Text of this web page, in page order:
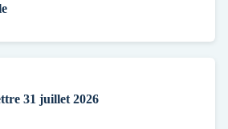
31 juillet 2026